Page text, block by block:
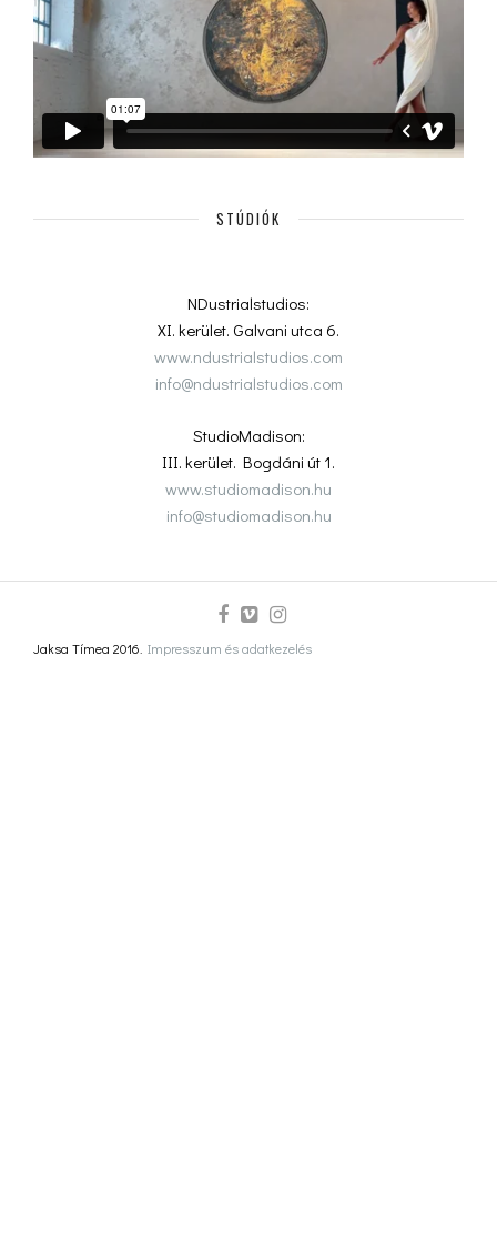
STÚDIÓK
NDustrialstudios:
XI. kerület. Galvani utca 6.
www.ndustrialstudios.com
info@ndustrialstudios.com
StudioMadison:
III. kerület. Bogdáni út 1.
www.studiomadison.hu
info@studiomadison.hu
Jaksa Tímea 2016. Impresszum és adatkezelés